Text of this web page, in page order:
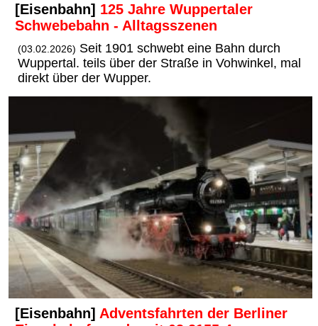
[Eisenbahn] 125 Jahre Wuppertaler
Schwebebahn - Alltagsszenen
(03.02.2026) Seit 1901 schwebt eine Bahn durch
Wuppertal. teils über der Straße in Vohwinkel, mal
direkt über der Wupper.
[Eisenbahn] Adventsfahrten der Berliner